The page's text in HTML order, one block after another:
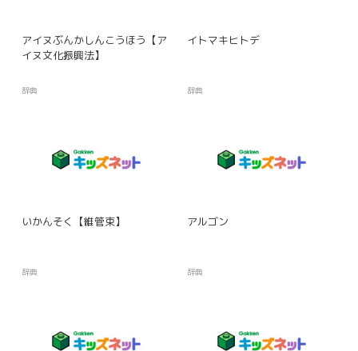
アイヌぶんかしんこうほう【ア
イヌ文化振興法】
辞典
イトマキヒトデ
辞典
いかんそく【維管束】
辞典
アルゴン
辞典